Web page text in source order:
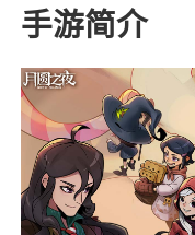
手游简介